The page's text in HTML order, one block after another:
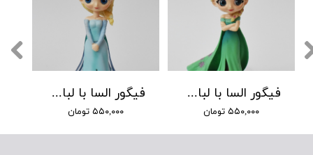
فیگور السا با لباس آبی
۵۵۰,۰۰۰ تومان
فیگور السا با لباس سبز 2
۵۵۰,۰۰۰ تومان